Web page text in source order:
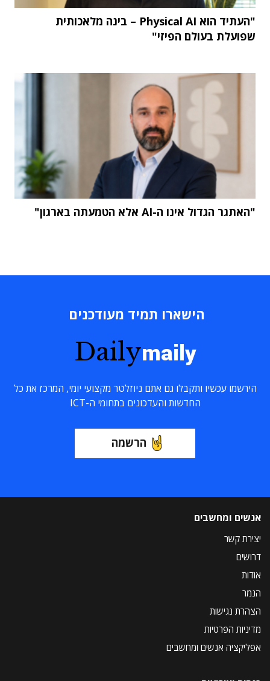
"העתיד הוא Physical AI – בינה מלאכותית
שפועלת בעולם הפיזי"
"האתגר הגדול אינו ה-AI אלא הטמעתה בארגון"
הישארו תמיד מעודכנים
Dailymaily
הירשמו עכשיו ותקבלו גם אתם ניוזלטר מקצועי יומי, המרכז את כל
החדשות והעדכונים בתחומי ה-ICT
הרשמה
אנשים ומחשבים
יצירת קשר
דרושים
אודות
הנמר
הצהרת נגישות
מדיניות הפרטיות
אפליקציה אנשים ומחשבים